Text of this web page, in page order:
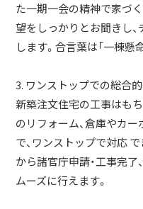
た一期一会の精神で家づ
望をしっかりとお聞きし
します。合言葉は「一棟懸命
3. ワンストップでの総合
新築注文住宅の工事はもち
のリフォーム、倉庫やカ
で、ワンストップで対応
から諸官庁申請・工事完
ムーズに行えます。